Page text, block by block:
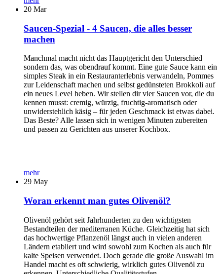
20 Mar
Saucen-Spezial - 4 Saucen, die alles besser
machen
Manchmal macht nicht das Hauptgericht den Unterschied –
sondern das, was obendrauf kommt. Eine gute Sauce kann ein
simples Steak in ein Restauranterlebnis verwandeln, Pommes
zur Leidenschaft machen und selbst gedünsteten Brokkoli auf
ein neues Level heben. Wir stellen dir vier Saucen vor, die du
kennen musst: cremig, würzig, fruchtig-aromatisch oder
unwiderstehlich käsig – für jeden Geschmack ist etwas dabei.
Das Beste? Alle lassen sich in wenigen Minuten zubereiten
und passen zu Gerichten aus unserer Kochbox.
mehr
29 May
Woran erkennt man gutes Olivenöl?
Olivenöl gehört seit Jahrhunderten zu den wichtigsten
Bestandteilen der mediterranen Küche. Gleichzeitig hat sich
das hochwertige Pflanzenöl längst auch in vielen anderen
Ländern etabliert und wird sowohl zum Kochen als auch für
kalte Speisen verwendet. Doch gerade die große Auswahl im
Handel macht es oft schwierig, wirklich gutes Olivenöl zu